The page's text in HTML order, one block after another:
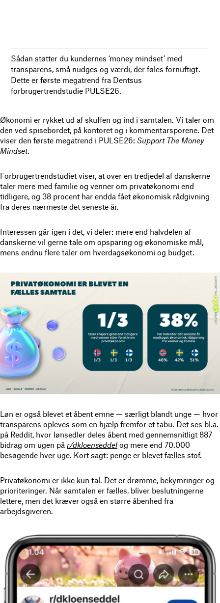
Sådan støtter du kundernes ‘money mindset’ med
transparens, små nudges og værdi, der føles fornuftigt.
Dette er første megatrend fra Dentsus
forbrugertrendstudie PULSE26.
Økonomi er rykket ud af skuffen og ind i samtalen. Vi taler om
den ved spisebordet, på kontoret og i kommentarsporene. Det
viser den første megatrend i PULSE26: Support The Money
Mindset.
Forbrugertrendstudiet viser, at over en tredjedel af danskerne
taler mere med familie og venner om privatøkonomi end
tidligere, og 38 procent har endda fået økonomisk rådgivning
fra deres nærmeste det seneste år.
Interessen går igen i det, vi deler: mere end halvdelen af
danskerne vil gerne tale om opsparing og økonomiske mål,
mens endnu flere taler om hverdagsøkonomi og budget.
Løn er også blevet et åbent emne — særligt blandt unge — hvor
transparens opleves som en hjælp fremfor et tabu. Det ses bl.a.
på Reddit, hvor lønsedler deles åbent med gennemsnitligt 887
bidrag om ugen på r/dkloenseddelog mere end 70.000
besøgende hver uge. Kort sagt: penge er blevet fælles stof.
Privatøkonomi er ikke kun tal. Det er drømme, bekymringer og
prioriteringer. Når samtalen er fælles, bliver beslutningerne
lettere, men det kræver også en større åbenhed fra
arbejdsgiveren.